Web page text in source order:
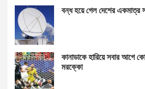
বন্ধ হয়ে গেল দেশের একমাত্র
কানাডাকে হারিয়ে সবার আগে
মরক্কো